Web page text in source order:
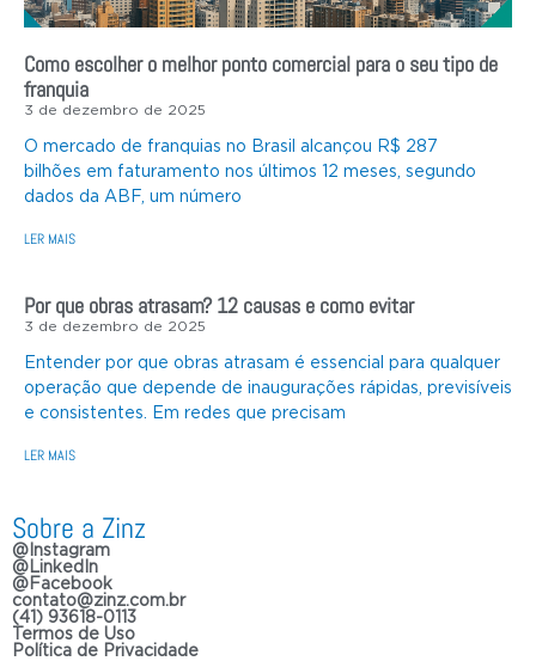
Como escolher o melhor ponto comercial para o seu tipo de
franquia
3 de dezembro de 2025
O mercado de franquias no Brasil alcançou R$ 287
bilhões em faturamento nos últimos 12 meses, segundo
dados da ABF, um número
LER MAIS
Por que obras atrasam? 12 causas e como evitar
3 de dezembro de 2025
Entender por que obras atrasam é essencial para qualquer
operação que depende de inaugurações rápidas, previsíveis
e consistentes. Em redes que precisam
LER MAIS
Sobre a Zinz
@Instagram
@LinkedIn
@Facebook
contato@zinz.com.br
(41) 93618-0113
Termos de Uso
Política de Privacidade